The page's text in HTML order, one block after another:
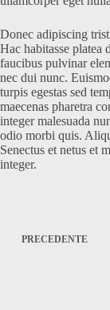
Donec adipiscing
Hac habitasse platea
faucibus pulvinar
nec dui nunc.
turpis egestas sed
maecenas pharetra
integer malesuada
odio morbi quis.
Senectus et netus et
integer.
PRECEDENTE